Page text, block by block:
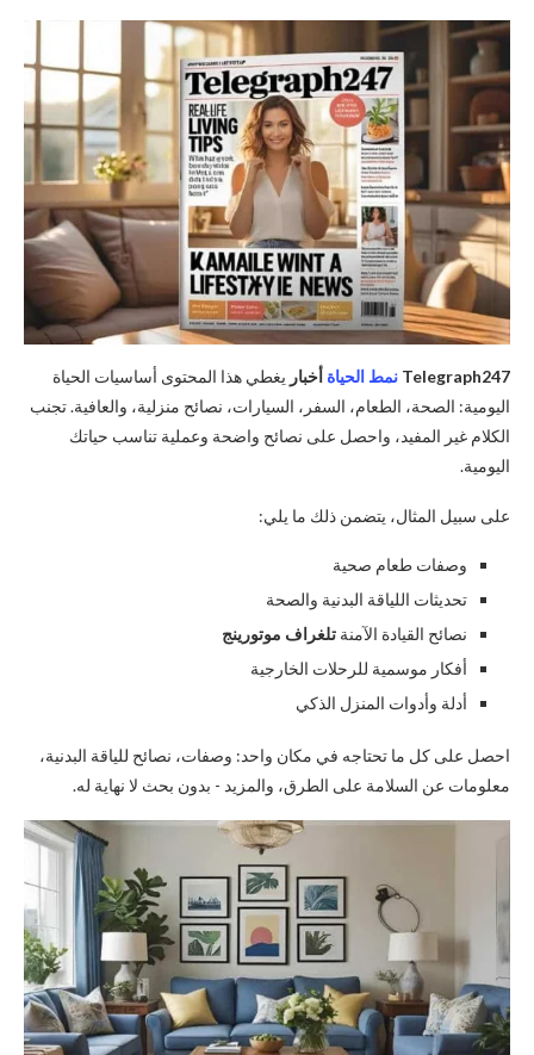
Telegraph247 نمط الحياة أخبار يغطي هذا المحتوى أساسيات الحياة
اليومية: الصحة، الطعام، السفر، السيارات، نصائح منزلية، والعافية. تجنب
الكلام غير المفيد، واحصل على نصائح واضحة وعملية تناسب حياتك
اليومية.
على سبيل المثال، يتضمن ذلك ما يلي:
وصفات طعام صحية
تحديثات اللياقة البدنية والصحة
نصائح القيادة الآمنة تلغراف موتورينج
أفكار موسمية للرحلات الخارجية
أدلة وأدوات المنزل الذكي
احصل على كل ما تحتاجه في مكان واحد: وصفات، نصائح للياقة البدنية،
معلومات عن السلامة على الطرق، والمزيد - بدون بحث لا نهاية له.